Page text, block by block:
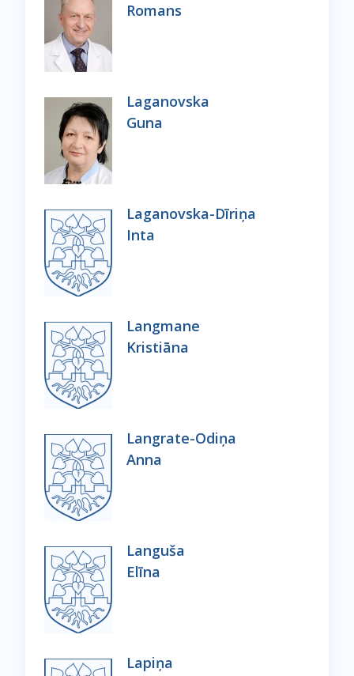
Romans
Laganovska
Guna
Laganovska-Dīriņa
Inta
Langmane
Kristiāna
Langrate-Odiņa
Anna
Languša
Elīna
Lapiņa